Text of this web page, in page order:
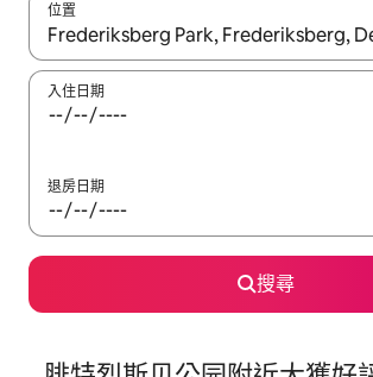
位置
如有搜尋結果，瀏覽內容時請使用上下箭頭
入住日期
退房日期
搜尋